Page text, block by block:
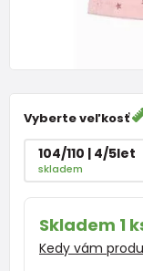
Vyberte veľkosť
104/110 | 4/5let
skladem
Skladem 1
Kedy vám